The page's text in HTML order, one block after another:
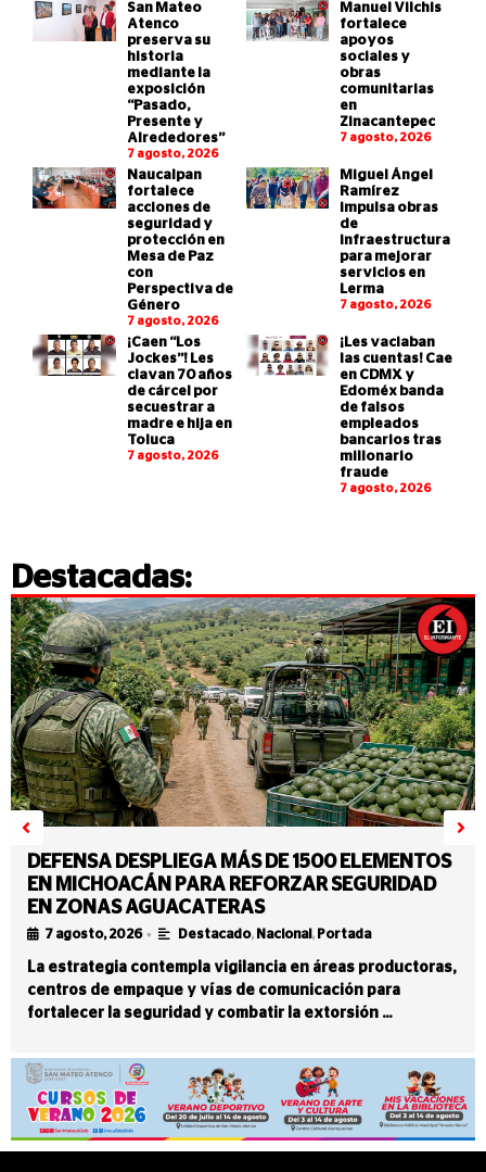
San Mateo
Atenco
preserva su
historia
mediante la
exposición
“Pasado,
Presente y
Alrededores”
7 agosto, 2026
Manuel Vilchis
fortalece
apoyos
sociales y
obras
comunitarias
en
Zinacantepec
7 agosto, 2026
Naucalpan
fortalece
acciones de
seguridad y
protección en
Mesa de Paz
con
Perspectiva de
Género
7 agosto, 2026
Miguel Ángel
Ramírez
impulsa obras
de
infraestructura
para mejorar
servicios en
Lerma
7 agosto, 2026
¡Caen “Los
Jockes”! Les
clavan 70 años
de cárcel por
secuestrar a
madre e hija en
Toluca
7 agosto, 2026
¡Les vaciaban
las cuentas! Cae
en CDMX y
Edoméx banda
de falsos
empleados
bancarios tras
millonario
fraude
7 agosto, 2026
Destacadas:
DEFENSA DESPLIEGA MÁS DE 1500 ELEMENTOS
EN MICHOACÁN PARA REFORZAR SEGURIDAD
EN ZONAS AGUACATERAS
7 agosto, 2026 • Destacado, Nacional , Portada
La estrategia contempla vigilancia en áreas productoras,
centros de empaque y vías de comunicación para
fortalecer la seguridad y combatir la extorsión …